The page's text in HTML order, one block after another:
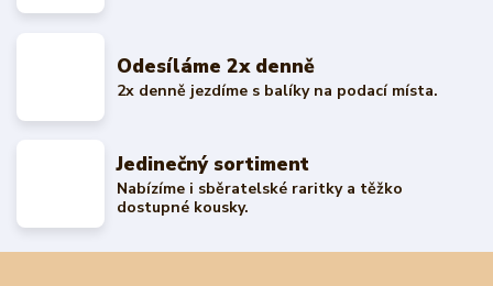
Odesíláme 2x denně
2x denně jezdíme s balíky na podací místa.
Jedinečný sortiment
Nabízíme i sběratelské raritky a těžko
dostupné kousky.